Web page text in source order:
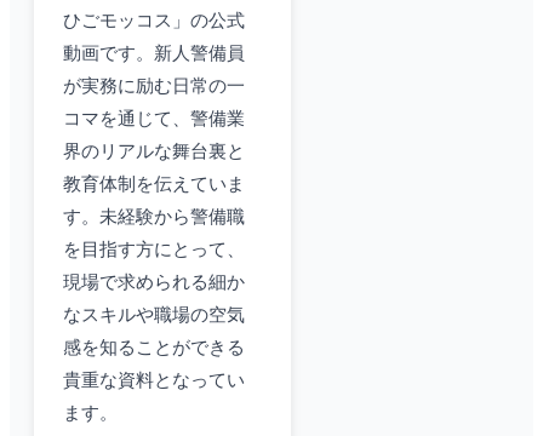
ひごモッコス」の公式
動画です。新人警備員
が実務に励む日常の一
コマを通じて、警備業
界のリアルな舞台裏と
教育体制を伝えていま
す。未経験から警備職
を目指す方にとって、
現場で求められる細か
なスキルや職場の空気
感を知ることができる
貴重な資料となってい
ます。